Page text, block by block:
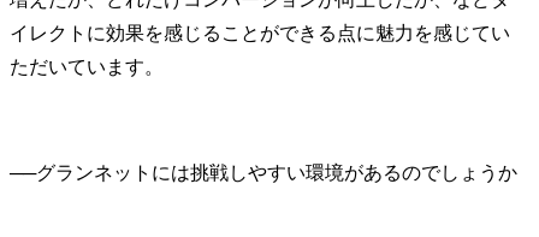
イレクトに効果を感じることができる点に魅力を感じてい
ただいています。
──